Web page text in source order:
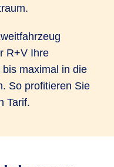
R+V Ihre
maximal in die
So profitieren Sie
Tarif.